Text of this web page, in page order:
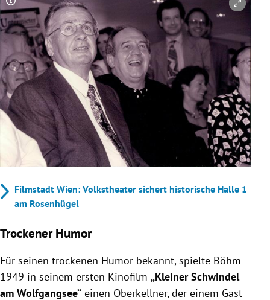
Copyright-Hinweis öffnen/schließen
Filmstadt Wien: Volkstheater sichert historische Halle 1
am Rosenhügel
Trockener Humor
Für seinen trockenen Humor bekannt, spielte Böhm
1949 in seinem ersten Kinofilm „Kleiner Schwindel
am Wolfgangsee“ einen Oberkellner, der einem Gast